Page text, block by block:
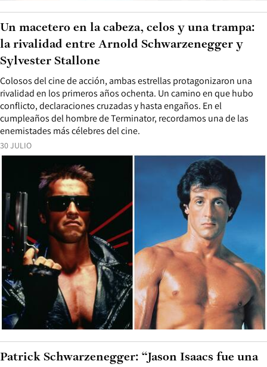
30 JULIO
Colosos del cine de acción, ambas estrellas protagonizaron una
rivalidad en los primeros años ochenta. Un camino en que hubo
conflicto, declaraciones cruzadas y hasta engaños. En el
cumpleaños del hombre de Terminator, recordamos una de las
enemistades más célebres del cine.
Un macetero en la cabeza, celos y una trampa:
la rivalidad entre Arnold Schwarzenegger y
Sylvester Stallone
Patrick Schwarzenegger: “Jason Isaacs fue una